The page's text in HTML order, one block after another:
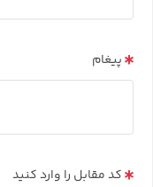
پیغام
کد مقابل را وارد کنید